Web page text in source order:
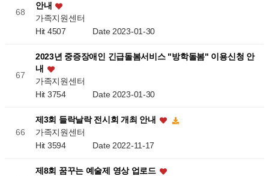
68
안내
가족지원센터
Hit 4507 Date 2023-01-30
67
2023년 중증장애인 긴급돌봄서비스 "방학돌봄" 이용신청 안
내
가족지원센터
Hit 3754 Date 2023-01-30
66
제3회 들락날락 전시회 개최 안내
가족지원센터
Hit 3594 Date 2022-11-17
제8회 꿈꾸는 예술제 영상 업로드